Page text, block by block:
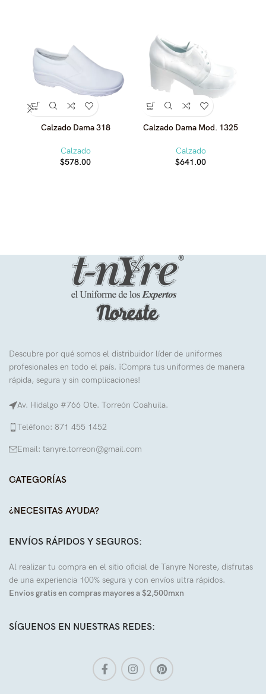
Calzado Dama 318
Calzado
$578.00
Calzado Dama Mod. 1325
Calzado
$641.00
Descubre por qué somos el distribuidor líder de uniformes
profesionales en todo el país. ¡Compra tus uniformes de manera
rápida, segura y sin complicaciones!
Av. Hidalgo #766 Ote. Torreón Coahuila.
Teléfono: 871 455 1452
Email: tanyre.torreon@gmail.com
CATEGORÍAS
¿NECESITAS AYUDA?
ENVÍOS RÁPIDOS Y SEGUROS:
Al realizar tu compra en el sitio oficial de Tanyre Noreste, disfrutas
de una experiencia 100% segura y con envíos ultra rápidos.
Envíos gratis en compras mayores a $2,500mxn
SÍGUENOS EN NUESTRAS REDES: